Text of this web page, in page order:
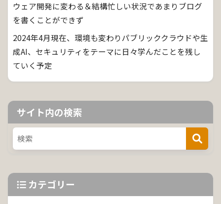
ウェア開発に変わる＆結構忙しい状況であまりブログ
を書くことができず
2024年4月現在、環境も変わりパブリッククラウドや生
成AI、セキュリティをテーマに日々学んだことを残し
ていく予定
サイト内の検索
カテゴリー